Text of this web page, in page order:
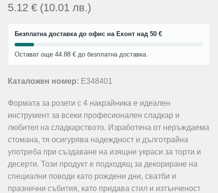
5.12 € (10.01 лв.)
Безплатна доставка до офис на Еконт над 50 €
Остават още 44.88 € до безплатна доставка.
Каталожен номер: E348401
Формата за розети с 4 накрайника е идеален
инструмент за всеки професионален сладкар и
любител на сладкарството. Изработена от неръждаема
стомана, тя осигурява надеждност и дълготрайна
употреба при създаване на изящни украси за торти и
десерти. Този продукт е подходящ за декориране на
специални поводи като рождени дни, сватби и
празнични събития, като придава стил и изтънченост